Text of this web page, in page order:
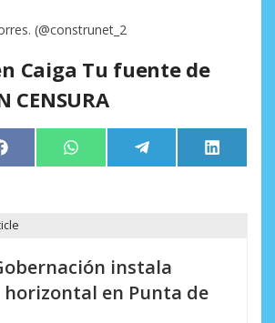
(@construnet_2
Caiga Tu fuente de
CENSURA
Compartir
en
Facebook Compartir
en
WhatsApp Compartir
en
Telegram
en
LinkedIn
instala
horizontal en Punta de